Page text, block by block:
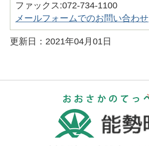
ファックス:072-734-1100
メールフォームでのお問い合わせ
更新日：2021年04月01日